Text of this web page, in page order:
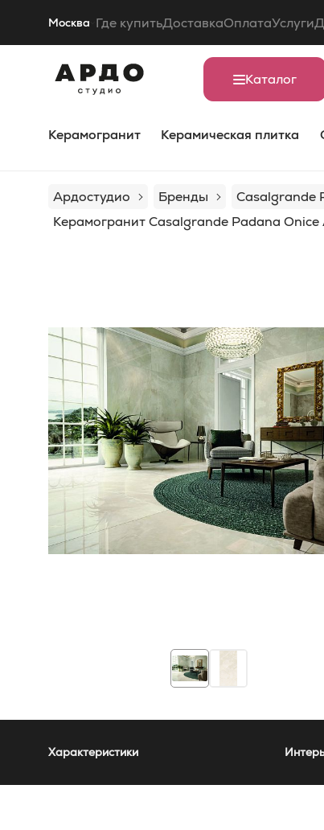
Москва Где купитьДоставкаОплатаУслуги
Каталог
Керамогранит Керамическая плитка
Ардостудио Бренды Casalgrande
Керамогранит Casalgrande Padana Onice
Характеристики